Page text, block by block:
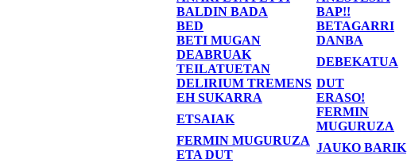
BALDIN BADA
BAP!!
BED
BETAGARRI
BETI MUGAN
DANBA
DEABRUAK
TEILATUETAN
DEBEKATUA
DELIRIUM TREMENS DUT
EH SUKARRA
ERASO!
ETSAIAK
FERMIN
MUGURUZA
FERMIN MUGURUZA
ETA DUT
JAUKO BARIK